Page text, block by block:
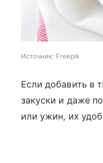
Источник: Freepik
Если добавить в
закуски и даже
или ужин, их